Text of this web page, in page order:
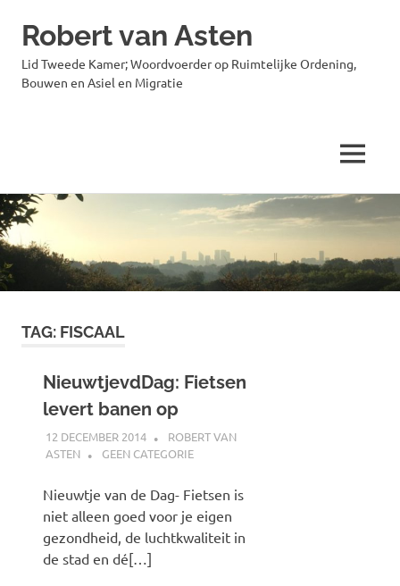
Ga
naar
de
inhoud
Robert van Asten
Lid Tweede Kamer; Woordvoerder op Ruimtelijke Ordening,
Bouwen en Asiel en Migratie
MENU
TAG: FISCAAL
NieuwtjevdDag: Fietsen
levert banen op
12 DECEMBER 2014
ROBERT VAN
ASTEN
GEEN CATEGORIE
Nieuwtje van de Dag- Fietsen is
niet alleen goed voor je eigen
gezondheid, de luchtkwaliteit in
de stad en dé[…]